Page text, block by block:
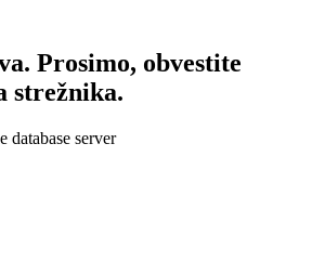
Prosimo, obvestite
strežnika.
database server